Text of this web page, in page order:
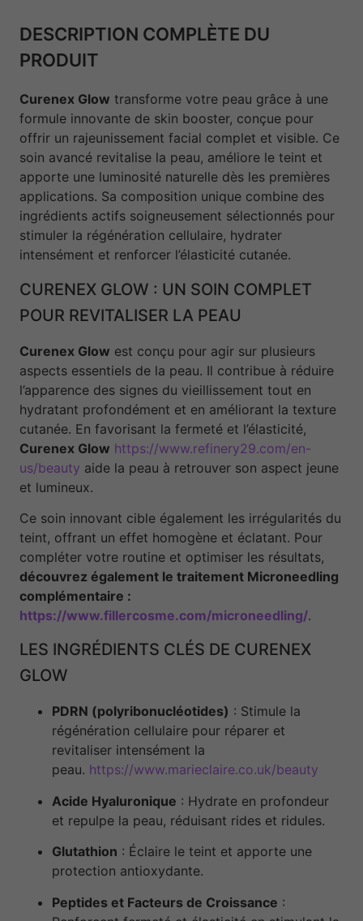
DESCRIPTION COMPLÈTE DU
PRODUIT
Curenex Glow transforme votre peau grâce à une
formule innovante de skin booster, conçue pour
offrir un rajeunissement facial complet et visible. Ce
soin avancé revitalise la peau, améliore le teint et
apporte une luminosité naturelle dès les premières
applications. Sa composition unique combine des
ingrédients actifs soigneusement sélectionnés pour
stimuler la régénération cellulaire, hydrater
intensément et renforcer l’élasticité cutanée.
CURENEX GLOW : UN SOIN COMPLET
POUR REVITALISER LA PEAU
Curenex Glow est conçu pour agir sur plusieurs
aspects essentiels de la peau. Il contribue à réduire
l’apparence des signes du vieillissement tout en
hydratant profondément et en améliorant la texture
cutanée. En favorisant la fermeté et l’élasticité,
Curenex Glow https://www.refinery29.com/en-
us/beauty aide la peau à retrouver son aspect jeune
et lumineux.
Ce soin innovant cible également les irrégularités du
teint, offrant un effet homogène et éclatant. Pour
compléter votre routine et optimiser les résultats,
découvrez également le traitement Microneedling
complémentaire :
https://www.fillercosme.com/microneedling/.
LES INGRÉDIENTS CLÉS DE CURENEX
GLOW
PDRN (polyribonucléotides) : Stimule la
régénération cellulaire pour réparer et
revitaliser intensément la
peau. https://www.marieclaire.co.uk/beauty
Acide Hyaluronique : Hydrate en profondeur
et repulpe la peau, réduisant rides et ridules.
Glutathion : Éclaire le teint et apporte une
protection antioxydante.
Peptides et Facteurs de Croissance :